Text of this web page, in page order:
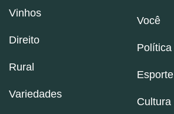
Vinhos
Direito
Rural
Variedades
Você
Política
Esporte
Cultura